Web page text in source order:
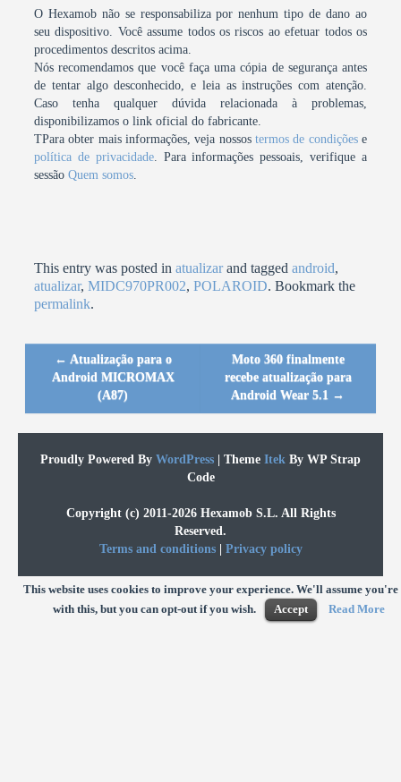
O Hexamob não se responsabiliza por nenhum tipo de dano ao
seu dispositivo. Você assume todos os riscos ao efetuar todos os
procedimentos descritos acima.
Nós recomendamos que você faça uma cópia de segurança antes
de tentar algo desconhecido, e leia as instruções com atenção.
Caso tenha qualquer dúvida relacionada à problemas,
disponibilizamos o link oficial do fabricante.
TPara obter mais informações, veja nossos termos de condiçõese
política de privacidade. Para informações pessoais, verifique a
sessãoQuem somos.
This entry was posted inatualizarand taggedandroid,
atualizar,MIDC970PR002,POLAROID. Bookmark the
permalink.
Post navigation
← Atualização para o
Android MICROMAX
(A87)
Moto 360 finalmente
recebe atualização para
Android Wear 5.1 →
Proudly Powered By WordPress Theme Itek By WP Strap
Code
Copyright (c) 2011-2026 Hexamob S.L. All Rights
Reserved.
Terms and conditions| Privacy policy
This website uses cookies to improve your experience. We'll assume you're
with this, but you can opt-out if you wish.
Accept Read More